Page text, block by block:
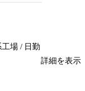
場 / 日勤
詳細を表示